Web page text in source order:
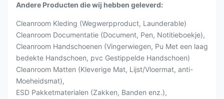
Andere Producten die wij hebben geleverd:
Cleanroom Kleding (Wegwerpproduct, Launderable)
Cleanroom Documentatie (Document, Pen, Notitieboekje),
Cleanroom Handschoenen (Vingerwiegen, Pu Met een laag
bedekte Handschoen, pvc Gestippelde Handschoen)
Cleanroom Matten (Kleverige Mat, Lijst/Vloermat, anti-
Moeheidsmat),
ESD Pakketmaterialen (Zakken, Banden enz.),